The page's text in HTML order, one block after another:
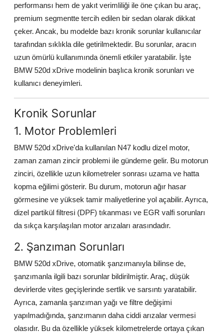
Elektrik & Akü
Klima & Konfor
Aydınlatma & Görüş
Şanzıman & Aktarma
Dizel Sistemler
Multimedya & Elektronik
performansı hem de yakıt verimliliği ile öne çıkan bu araç,
premium segmentte tercih edilen bir sedan olarak dikkat
çeker. Ancak, bu modelde bazı kronik sorunlar kullanıcılar
tarafından sıklıkla dile getirilmektedir. Bu sorunlar, aracın
uzun ömürlü kullanımında önemli etkiler yaratabilir. İşte
BMW 520d xDrive modelinin başlıca kronik sorunları ve
kullanıcı deneyimleri.
Kronik Sorunlar
1. Motor Problemleri
BMW 520d xDrive'da kullanılan N47 kodlu dizel motor,
zaman zaman zincir problemi ile gündeme gelir. Bu motorun
zinciri, özellikle uzun kilometreler sonrası uzama ve hatta
kopma eğilimi gösterir. Bu durum, motorun ağır hasar
görmesine ve yüksek tamir maliyetlerine yol açabilir. Ayrıca,
dizel partikül filtresi (DPF) tıkanması ve EGR valfi sorunları
da sıkça karşılaşılan motor arızaları arasındadır.
2. Şanzıman Sorunları
BMW 520d xDrive, otomatik şanzımanıyla bilinse de,
şanzımanla ilgili bazı sorunlar bildirilmiştir. Araç, düşük
devirlerde vites geçişlerinde sertlik ve sarsıntı yaratabilir.
Ayrıca, zamanla şanzıman yağı ve filtre değişimi
yapılmadığında, şanzımanın daha ciddi arızalar vermesi
olasıdır. Bu da özellikle yüksek kilometrelerde ortaya çıkan